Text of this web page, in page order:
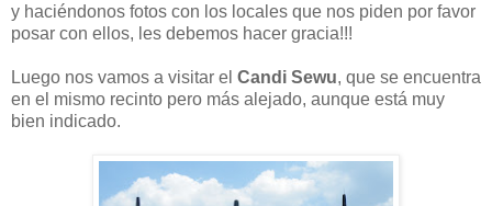
y haciéndonos fotos con los locales que nos piden por favor
posar con ellos, les debemos hacer gracia!!!
Luego nos vamos a visitar el Candi Sewu, que se encuentra
en el mismo recinto pero más alejado, aunque está muy
bien indicado.